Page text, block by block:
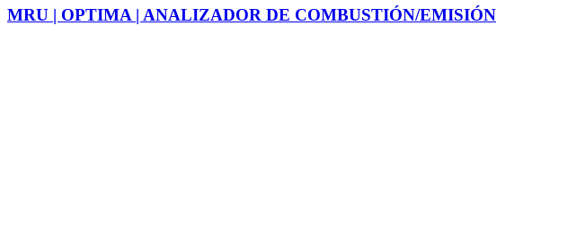
MRU | OPTIMA | ANALIZADOR DE COMBUSTIÓN/EMISIÓN